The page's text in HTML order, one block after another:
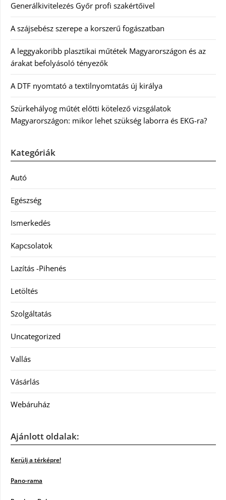
Generálkivitelezés Győr profi szakértőivel
A szájsebész szerepe a korszerű fogászatban
A leggyakoribb plasztikai műtétek Magyarországon és az
árakat befolyásoló tényezők
A DTF nyomtató a textilnyomtatás új királya
Szürkehályog műtét előtti kötelező vizsgálatok
Magyarországon: mikor lehet szükség laborra és EKG-ra?
Kategóriák
Autó
Egészség
Ismerkedés
Kapcsolatok
Lazítás -Pihenés
Letöltés
Szolgáltatás
Uncategorized
Vallás
Vásárlás
Webáruház
Ajánlott oldalak:
Kerülj a térképre!
Pano-rama